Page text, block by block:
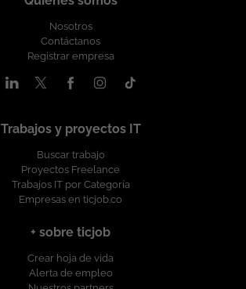
Nosotros
Contáctanos
Registrar empresa
Trabajos y proyectos IT
Buscar trabajo
Proyectos Freelance
Trabajos IT por Categoría
Empresas en ticjob.co
+ sobre ticjob
Crear hoja de vida
Alerta de empleo